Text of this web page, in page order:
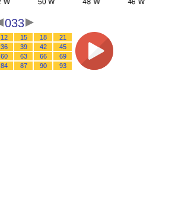
033
12 15 18
21
36 39 42
45
60 63 66
69
84 87 90 93